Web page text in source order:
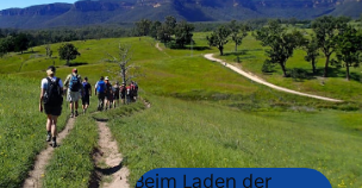
Product
Product
Beim Laden der